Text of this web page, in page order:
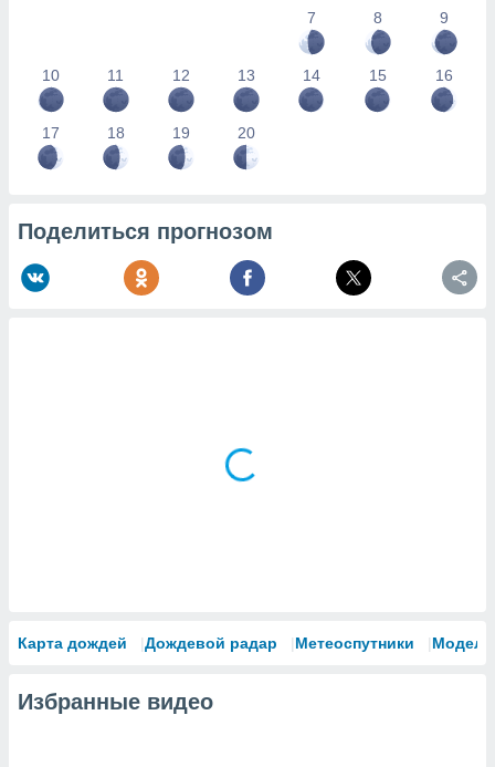
7
8 9
10 11 12 13 14 15 16
17 18 19 20
Поделиться прогнозом
Карта дождей Дождевой радар Метеоспутники Модели
Избранные видео